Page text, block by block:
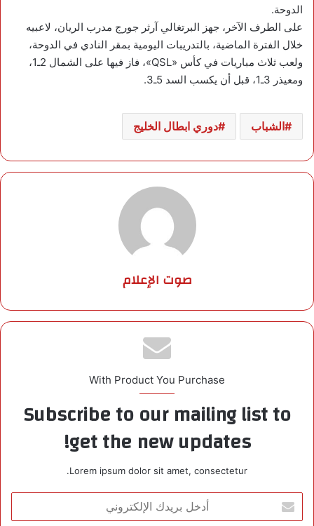
الدوحة.
على الطرف الآخر، جهز البرتغالي آرثر جورج مدرب الريان، لاعبيه
خلال الفترة الماضية، بالتدريبات اليومية بمقر النادي في الدوحة،
ولعب ثلاث مباريات في كأس «QSL»، فاز فيها على الشمال 2ـ1،
ومعيذر 3ـ1، قبل أن يكسب السد 5ـ3.
الشباب دوري ابطال الخليج
صوت الإعلام
With Product You Purchase
Subscribe to our mailing list to
get the new updates!
Lorem ipsum dolor sit amet, consectetur.